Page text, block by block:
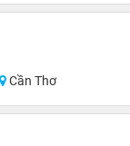
Cần Thơ